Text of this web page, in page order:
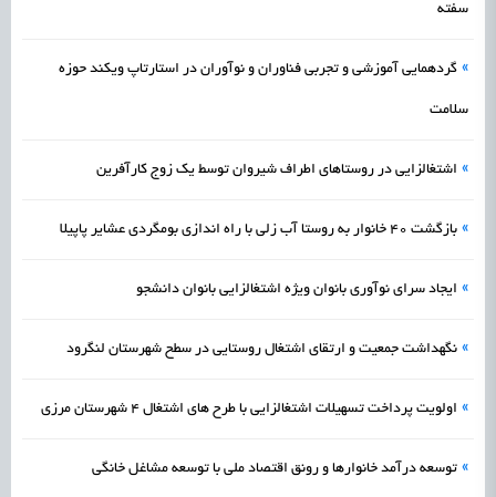
سفته
» گردهمایی آموزشی و تجربی فناوران و نوآوران در استارتاپ ویکند حوزه
سلامت
» اشتغالزایی در روستاهای اطراف شیروان توسط یک زوج کارآفرین
» بازگشت 40 خانوار به روستا آب زلی با راه اندازی بومگردی عشایر پاپیلا
» ایجاد سرای نوآوری بانوان ویژه اشتغالزایی بانوان دانشجو
» نگهداشت جمعیت و ارتقای اشتغال روستایی در سطح شهرستان لنگرود
» اولویت پرداخت تسهیلات اشتغالزایی با طرح های اشتغال 4 شهرستان مرزی
» توسعه درآمد خانوارها و رونق اقتصاد ملی با توسعه مشاغل خانگی